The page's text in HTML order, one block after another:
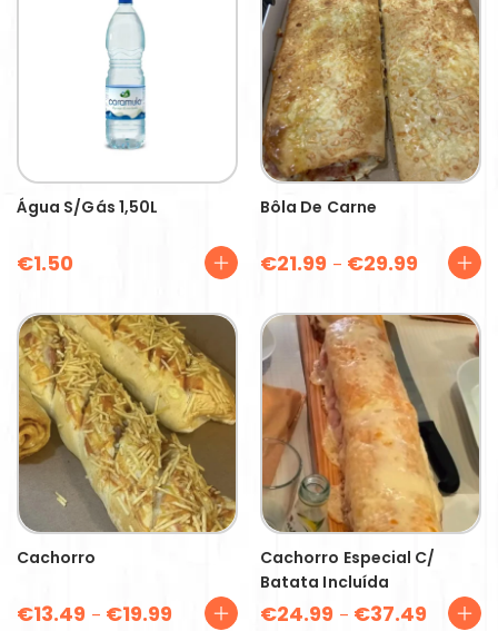
Água S/gás 1,50L
€1.50
Bôla De Carne
€21.99 – €29.99
Cachorro
€13.49 – €19.99
Cachorro Especial C/
Batata Incluída
€24.99 – €37.49